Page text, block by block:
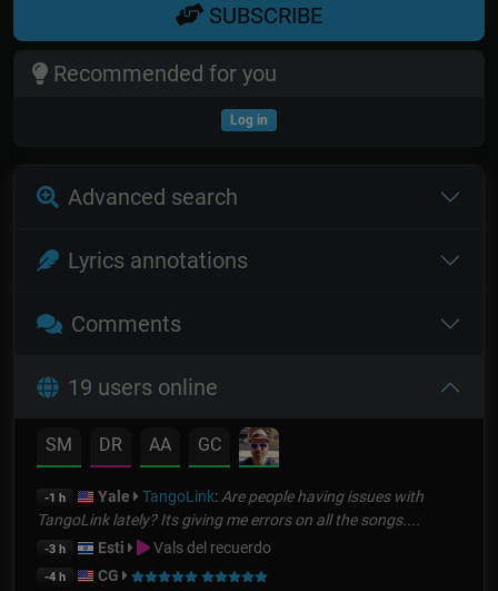
SUBSCRIBE
Recommended for you
Log in
Advanced search
Lyrics annotations
Comments
19 users online
SM DR AA GC
-1 h Yale TangoLink: Are people having issues with
TangoLink lately? Its giving me errors on all the songs....
-3 h Esti Vals del recuerdo
-4 h CG